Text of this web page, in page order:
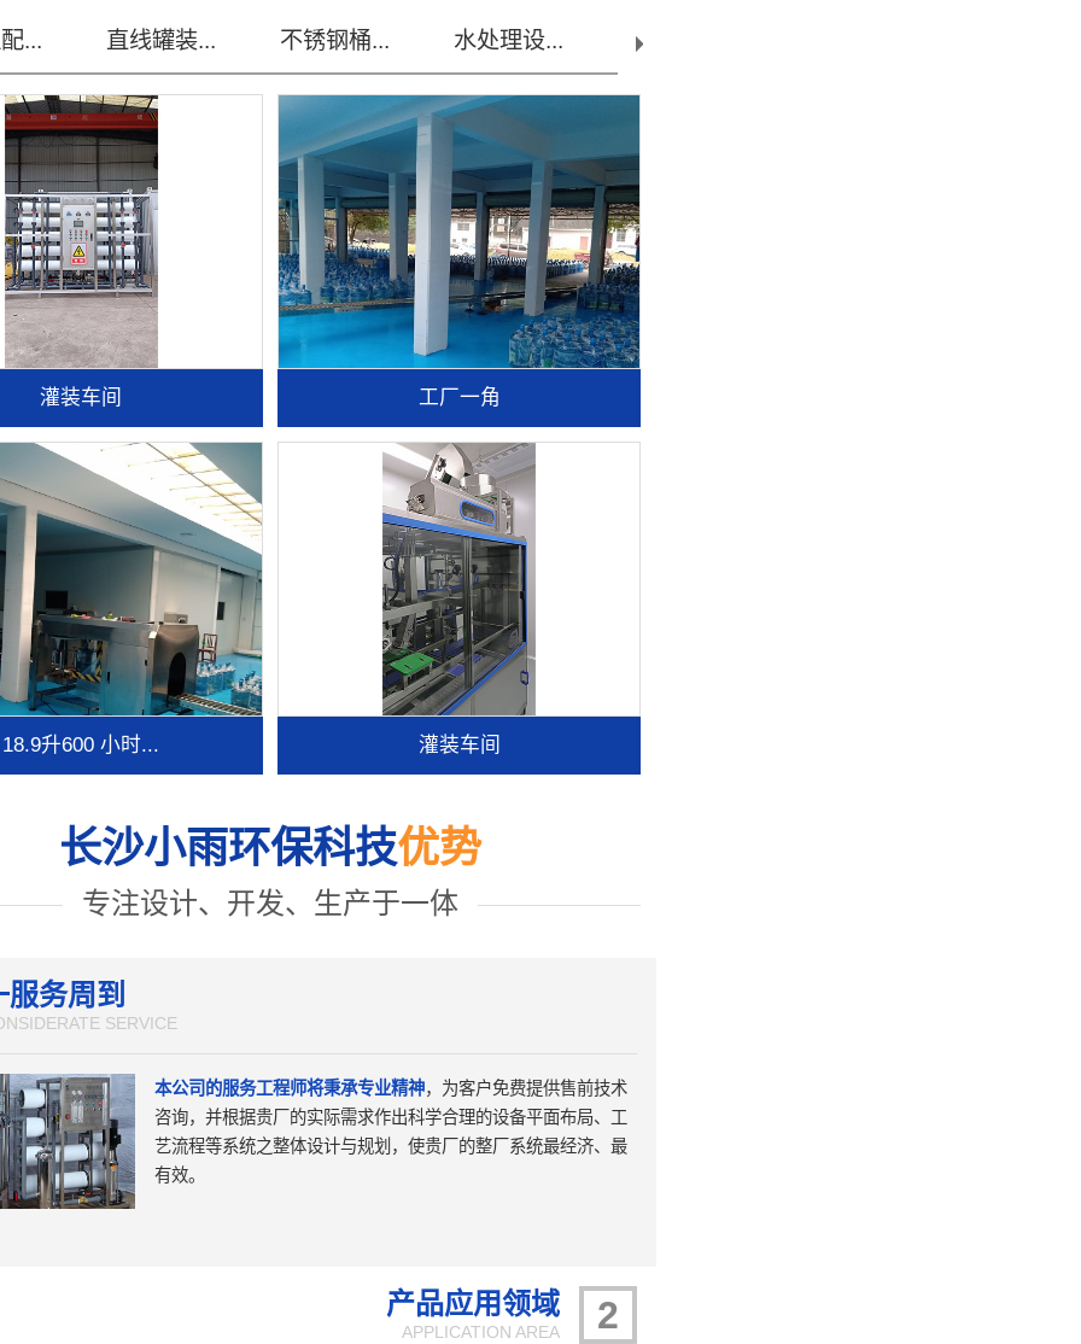
... 不锈钢桶... 水处理设...
灌装车间 工厂一角
18.9升600 小时... 灌装车间
长沙小雨环保科技优势
专注设计、开发、生产于一体
服务周到
SERVICE
本公司的服务工程师将秉承专业精神，为客户免费提供售前技术
咨询，并根据贵厂的实际需求作出科学合理的设备平面布局、工
艺流程等系统之整体设计与规划，使贵厂的整厂系统最经济、最
有效。
2
产品应用领域
APPLICATION AREA